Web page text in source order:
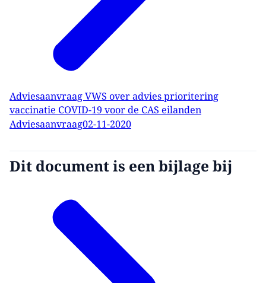
Adviesaanvraag VWS over advies prioritering
vaccinatie COVID-19 voor de CAS eilanden
Adviesaanvraag02-11-2020
Dit document is een bijlage bij